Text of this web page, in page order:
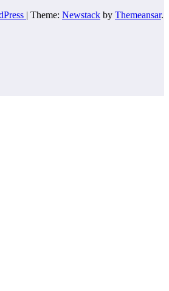
| Theme: Newstack by Themeansar.